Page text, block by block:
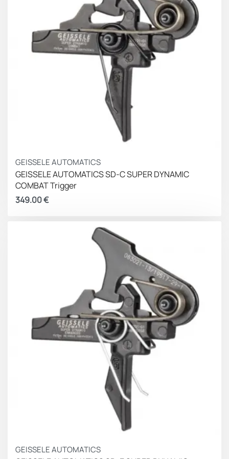
ΧΑΡΑΚΤΗΡΙΣΤΙΚΑ ΟΠΛΩΝ
Διαμέτρημα
.40
GEISSELE AUTOMATICS
GEISSELE AUTOMATICS SD-C SUPER DYNAMIC
COMBAT Trigger
349.00€
GEISSELE AUTOMATICS